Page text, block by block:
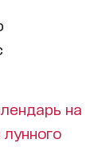
на